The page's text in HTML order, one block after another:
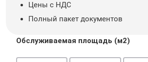
Цены с НДС
Полный пакет документов
Обслуживаемая площадь (м2)